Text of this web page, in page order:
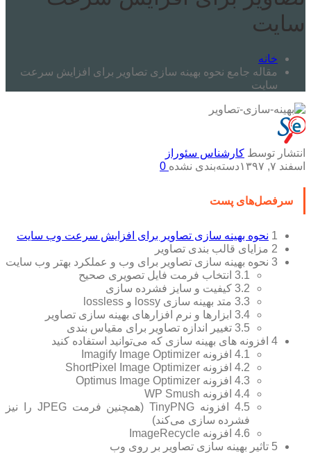
سایت
خانه
مقاله جامع نحوه بهینه سازی تصاویر برای افزایش سرعت
سایت
انتشار توسط کارشناس سئوراز
اسفند ۷, ۱۳۹۷
دسته‌بندی نشده
سرفصل‌های پست
1 نحوه بهینه سازی تصاویر برای افزایش سرعت وب سایت
2 مزایای قالب بندی تصاویر
3 نحوه بهینه سازی تصاویر برای وب و عملکرد بهتر وب سایت
3.1 انتخاب فرمت فایل تصویری صحیح
3.2 کیفیت و سایز فشرده سازی
3.3 متد بهینه سازی lossy و lossless
3.4 ابزار‌ها و نرم افزار‌های بهینه سازی تصاویر
3.5 تغییر اندازه تصاویر برای مقیاس بندی
4 افزونه های بهینه سازی که می‌توانید استفاده کنید
4.1 افزونه Imagify Image Optimizer
4.2 افزونه ShortPixel Image Optimizer
4.3 افزونه Optimus Image Optimizer
4.4 افزونه WP Smush
4.5
افزونه TinyPNG (همچنین فرمت JPEG را نیز
فشرده سازی می‌کند)
4.6 افزونه ImageRecycle
5 تاثیر بهینه سازی تصاویر بر روی وب